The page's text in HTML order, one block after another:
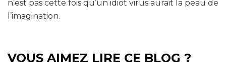
n’est pas cette fois qu’un idiot virus aurait la peau de
l’imagination.
VOUS AIMEZ LIRE CE BLOG ?